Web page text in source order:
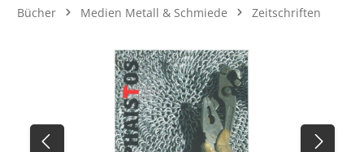
Bücher Medien Metall & Schmiede Zeitschriften
Bildergalerie überspringen